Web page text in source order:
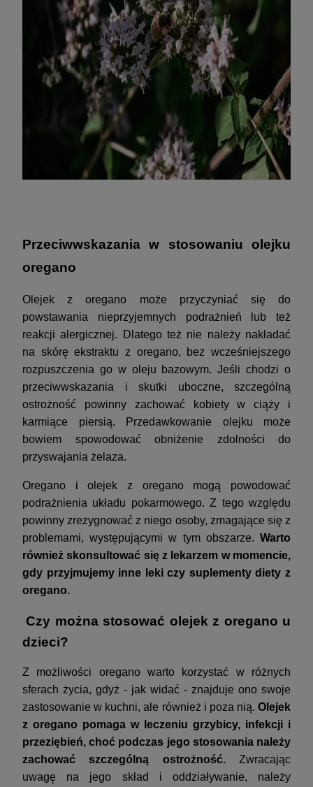
Przeciwwskazania w stosowaniu olejku
oregano
Olejek z oregano może przyczyniać się do
powstawania nieprzyjemnych podrażnień lub też
reakcji alergicznej. Dlatego też nie należy nakładać
na skórę ekstraktu z oregano, bez wcześniejszego
rozpuszczenia go w oleju bazowym. Jeśli chodzi o
przeciwwskazania i skutki uboczne, szczególną
ostrożność powinny zachować kobiety w ciąży i
karmiące piersią. Przedawkowanie olejku może
bowiem spowodować obniżenie zdolności do
przyswajania żelaza.
Oregano i olejek z oregano mogą powodować
podrażnienia układu pokarmowego. Z tego względu
powinny zrezygnować z niego osoby, zmagające się z
problemami, występującymi w tym obszarze. Warto
również skonsultować się z lekarzem w momencie,
gdy przyjmujemy inne leki czy suplementy diety z
oregano.
Czy można stosować olejek z oregano u
dzieci?
Z możliwości oregano warto korzystać w różnych
sferach życia, gdyż - jak widać - znajduje ono swoje
zastosowanie w kuchni, ale również i poza nią. Olejek
z oregano pomaga w leczeniu grzybicy, infekcji i
przeziębień, choć podczas jego stosowania należy
zachować szczególną ostrożność.Zwracając
uwagę na jego skład i oddziaływanie, należy